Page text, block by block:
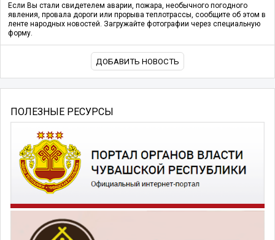
Если Вы стали свидетелем аварии, пожара, необычного погодного
явления, провала дороги или прорыва теплотрассы, сообщите об этом в
ленте народных новостей. Загружайте фотографии через специальную
форму.
ДОБАВИТЬ НОВОСТЬ
ПОЛЕЗНЫЕ РЕСУРСЫ